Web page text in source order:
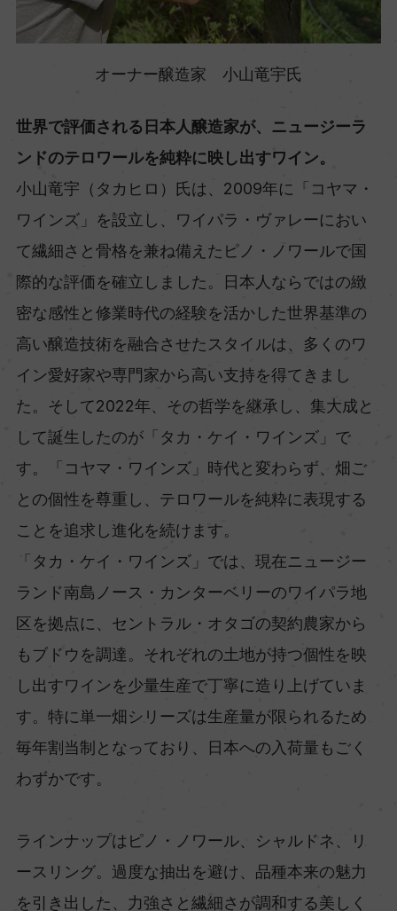
オーナー醸造家 小山竜宇氏
世界で評価される日本人醸造家が、ニュージーラ
ンドのテロワールを純粋に映し出すワイン。
小山竜宇（タカヒロ）氏は、2009年に「コヤマ・
ワインズ」を設立し、ワイパラ・ヴァレーにおい
て繊細さと骨格を兼ね備えたピノ・ノワールで国
際的な評価を確立しました。日本人ならではの緻
密な感性と修業時代の経験を活かした世界基準の
高い醸造技術を融合させたスタイルは、多くのワ
イン愛好家や専門家から高い支持を得てきまし
た。そして2022年、その哲学を継承し、集大成と
して誕生したのが「タカ・ケイ・ワインズ」で
す。「コヤマ・ワインズ」時代と変わらず、畑ご
との個性を尊重し、テロワールを純粋に表現する
ことを追求し進化を続けます。
「タカ・ケイ・ワインズ」では、現在ニュージー
ランド南島ノース・カンターベリーのワイパラ地
区を拠点に、セントラル・オタゴの契約農家から
もブドウを調達。それぞれの土地が持つ個性を映
し出すワインを少量生産で丁寧に造り上げていま
す。特に単一畑シリーズは生産量が限られるため
毎年割当制となっており、日本への入荷量もごく
わずかです。
ラインナップはピノ・ノワール、シャルドネ、リ
ースリング。過度な抽出を避け、品種本来の魅力
を引き出した、力強さと繊細さが調和する美しく